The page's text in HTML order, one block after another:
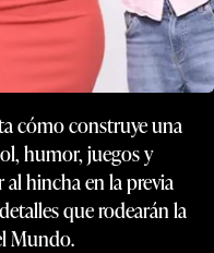
cómo construye una
humor, juegos y
hincha en la previa
que rodearán la
Mundo.